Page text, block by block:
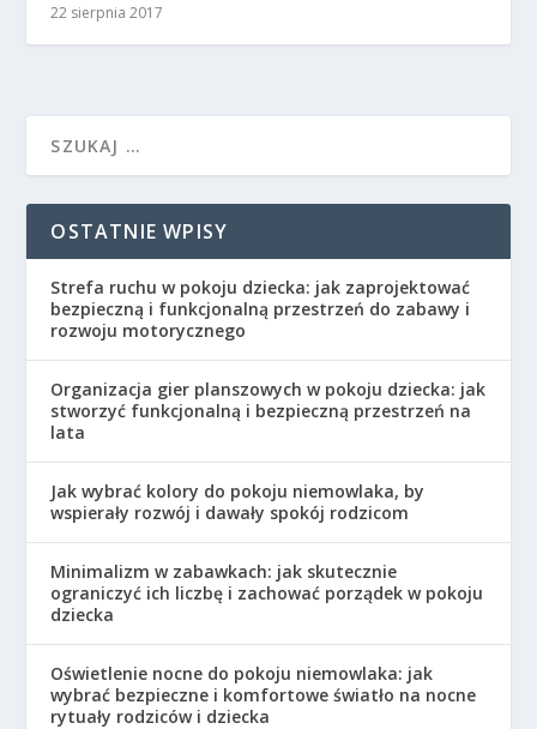
22 sierpnia 2017
OSTATNIE WPISY
Strefa ruchu w pokoju dziecka: jak zaprojektować
bezpieczną i funkcjonalną przestrzeń do zabawy i
rozwoju motorycznego
Organizacja gier planszowych w pokoju dziecka: jak
stworzyć funkcjonalną i bezpieczną przestrzeń na
lata
Jak wybrać kolory do pokoju niemowlaka, by
wspierały rozwój i dawały spokój rodzicom
Minimalizm w zabawkach: jak skutecznie
ograniczyć ich liczbę i zachować porządek w pokoju
dziecka
Oświetlenie nocne do pokoju niemowlaka: jak
wybrać bezpieczne i komfortowe światło na nocne
rytuały rodziców i dziecka